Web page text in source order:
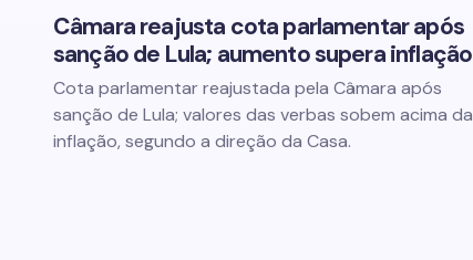
Câmara reajusta cota parlamentar após
sanção de Lula; aumento supera inflação
Cota parlamentar reajustada pela Câmara após
sanção de Lula; valores das verbas sobem acima da
inflação, segundo a direção da Casa.